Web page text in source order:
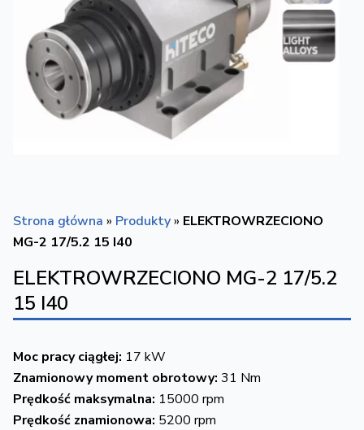
Strona główna » Produkty» ELEKTROWRZECIONO
MG-2 17/5.2 15 I40
ELEKTROWRZECIONO MG-2 17/5.2
15 I40
Moc pracy ciągłej: 17 kW
Znamionowy moment obrotowy: 31 Nm
Prędkość maksymalna: 15000 rpm
Prędkość znamionowa: 5200 rpm